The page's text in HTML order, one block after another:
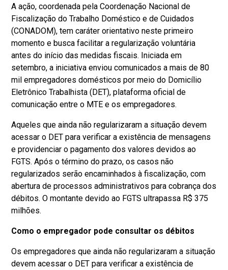
A ação, coordenada pela Coordenação Nacional de
Fiscalização do Trabalho Doméstico e de Cuidados
(CONADOM), tem caráter orientativo neste primeiro
momento e busca facilitar a regularização voluntária
antes do início das medidas fiscais. Iniciada em
setembro, a iniciativa enviou comunicados a mais de 80
mil empregadores domésticos por meio do Domicílio
Eletrônico Trabalhista (DET), plataforma oficial de
comunicação entre o MTE e os empregadores.
Aqueles que ainda não regularizaram a situação devem
acessar o DET para verificar a existência de mensagens
e providenciar o pagamento dos valores devidos ao
FGTS. Após o término do prazo, os casos não
regularizados serão encaminhados à fiscalização, com
abertura de processos administrativos para cobrança dos
débitos. O montante devido ao FGTS ultrapassa R$ 375
milhões.
Como o empregador pode consultar os débitos
Os empregadores que ainda não regularizaram a situação
devem acessar o DET para verificar a existência de